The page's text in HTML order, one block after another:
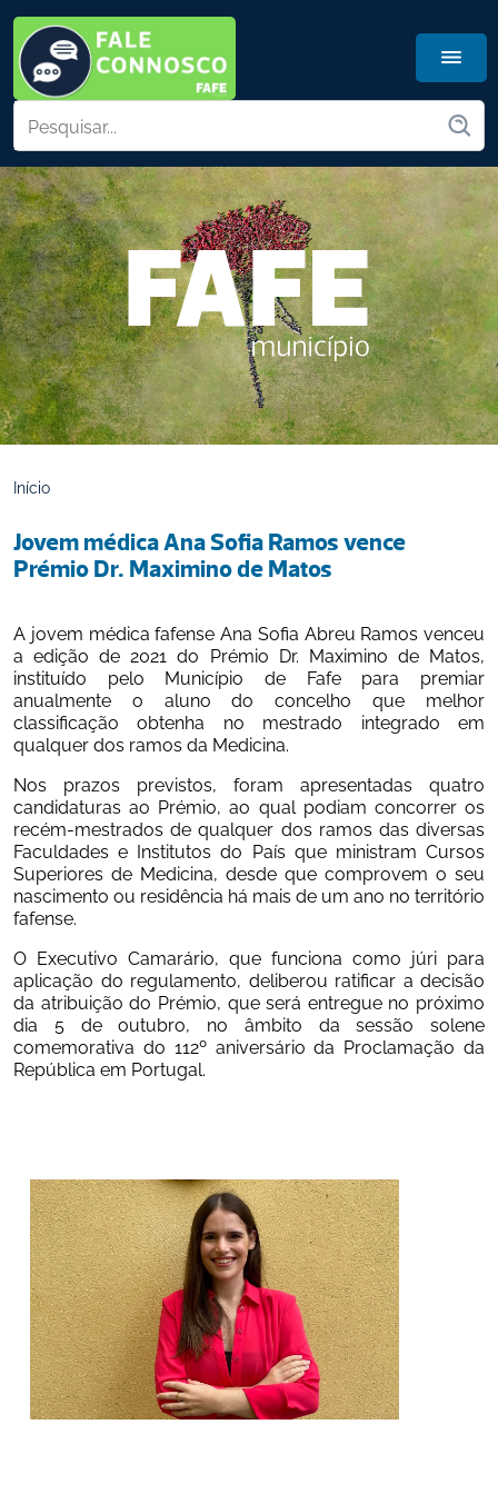
Início
Jovem médica Ana Sofia Ramos vence
Prémio Dr. Maximino de Matos
A jovem médica fafense Ana Sofia Abreu Ramos venceu
a edição de 2021 do Prémio Dr. Maximino de Matos,
instituído pelo Município de Fafe para premiar
anualmente o aluno do concelho que melhor
classificação obtenha no mestrado integrado em
qualquer dos ramos da Medicina.
Nos prazos previstos, foram apresentadas quatro
candidaturas ao Prémio, ao qual podiam concorrer os
recém-mestrados de qualquer dos ramos das diversas
Faculdades e Institutos do País que ministram Cursos
Superiores de Medicina, desde que comprovem o seu
nascimento ou residência há mais de um ano no território
fafense.
O Executivo Camarário, que funciona como júri para
aplicação do regulamento, deliberou ratificar a decisão
da atribuição do Prémio, que será entregue no próximo
dia 5 de outubro, no âmbito da sessão solene
comemorativa do 112º aniversário da Proclamação da
República em Portugal.